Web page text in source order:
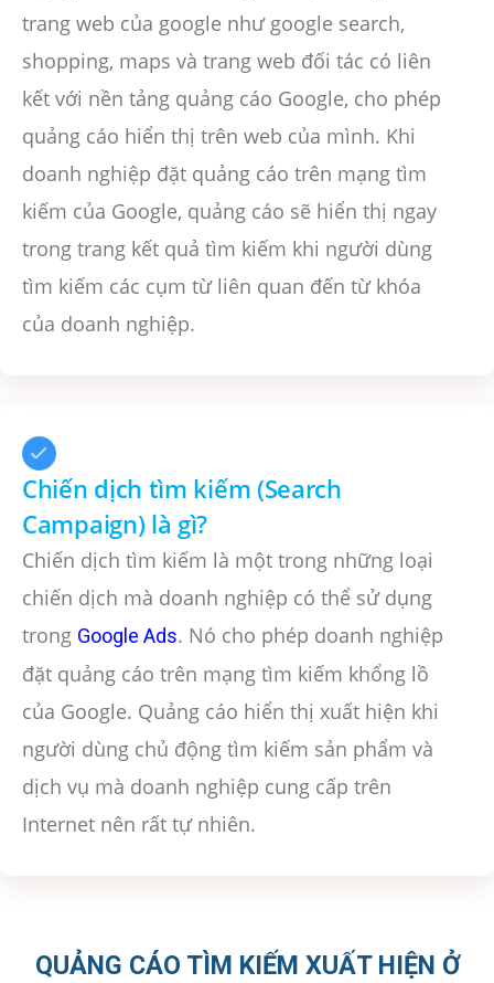
trang web của google như google search,
shopping, maps và trang web đối tác có liên
kết với nền tảng quảng cáo Google, cho phép
quảng cáo hiển thị trên web của mình. Khi
doanh nghiệp đặt quảng cáo trên mạng tìm
kiếm của Google, quảng cáo sẽ hiển thị ngay
trong trang kết quả tìm kiếm khi người dùng
tìm kiếm các cụm từ liên quan đến từ khóa
của doanh nghiệp.
Chiến dịch tìm kiếm (Search
Campaign) là gì?
Chiến dịch tìm kiếm là một trong những loại
chiến dịch mà doanh nghiệp có thể sử dụng
trong Google Ads. Nó cho phép doanh nghiệp
đặt quảng cáo trên mạng tìm kiếm khổng lồ
của Google. Quảng cáo hiển thị xuất hiện khi
người dùng chủ động tìm kiếm sản phẩm và
dịch vụ mà doanh nghiệp cung cấp trên
Internet nên rất tự nhiên.
QUẢNG CÁO TÌM KIẾM XUẤT HIỆN Ở